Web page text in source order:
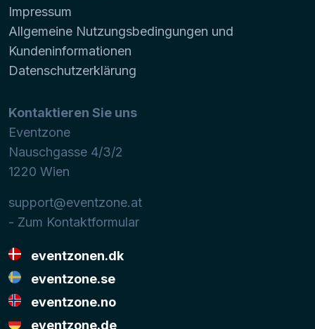
Impressum
Allgemeine Nutzungsbedingungen und
Kundeninformationen
Datenschutzerklärung
Kontaktieren Sie uns
Eventzone
Nauschgasse 4/3/2
1220 Wien
support@eventzone.at
- Zum Kontaktformular
eventzonen.dk
eventzone.se
eventzone.no
eventzone.de